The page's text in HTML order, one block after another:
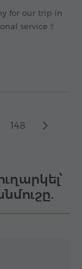
for our trip in
service !!
148